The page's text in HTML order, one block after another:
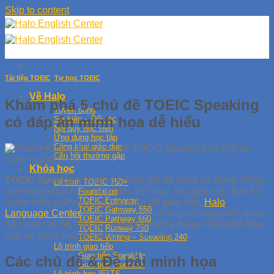
Skip to content
Về Halo
Tuyển dụng
Sự kiện – Đối tác
Nội quy học viên
Ứng dụng học tập
Công khai giáo dục
Câu hỏi thường gặp
Khóa học
Lộ trình TOEIC 750+
Foundation
TOEIC Entryway
TOEIC Gateway 550
TOEIC Pathway 650
TOEIC Runway 750
TOEIC Writing – Speaking 240
Lộ trình giao tiếp
Giao tiếp SpeakUp
Giao tiếp Fluentalk
Tài liệu TOEIC, Tự học TOEIC
Khám phá 5 chủ đề TOEIC Speaking
có đáp án minh họa dễ hiểu
TOEIC Speaking là bài thi đánh giá kỹ năng sử dụng Tiếng
Anh thông qua hình thức Nói. Với mục tiêu giúp các bạn ôn
luyện hiệu quả và nâng cao trình độ giao tiếp, Halo
Language Centerxin gửi đến bạn những nội dung liên quan
đến các chủ đề TOEIC Speaking thông dụng nhất, kèm theo
đáp án minh họa dễ hiểu ngay sau đây.
Các chủ đề & Đề bài minh họa